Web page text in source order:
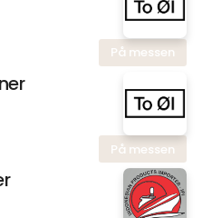
På messen
På messen